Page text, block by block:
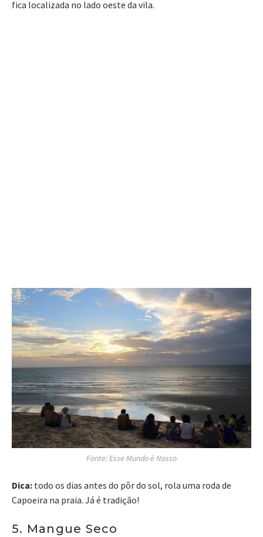
fica localizada no lado oeste da vila.
Fonte: Esse Mundo é Nosso
Dica: todo os dias antes do pôr do sol, rola uma roda de
Capoeira na praia. Já é tradição!
5. Mangue Seco